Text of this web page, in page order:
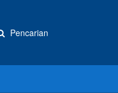
Pencarian